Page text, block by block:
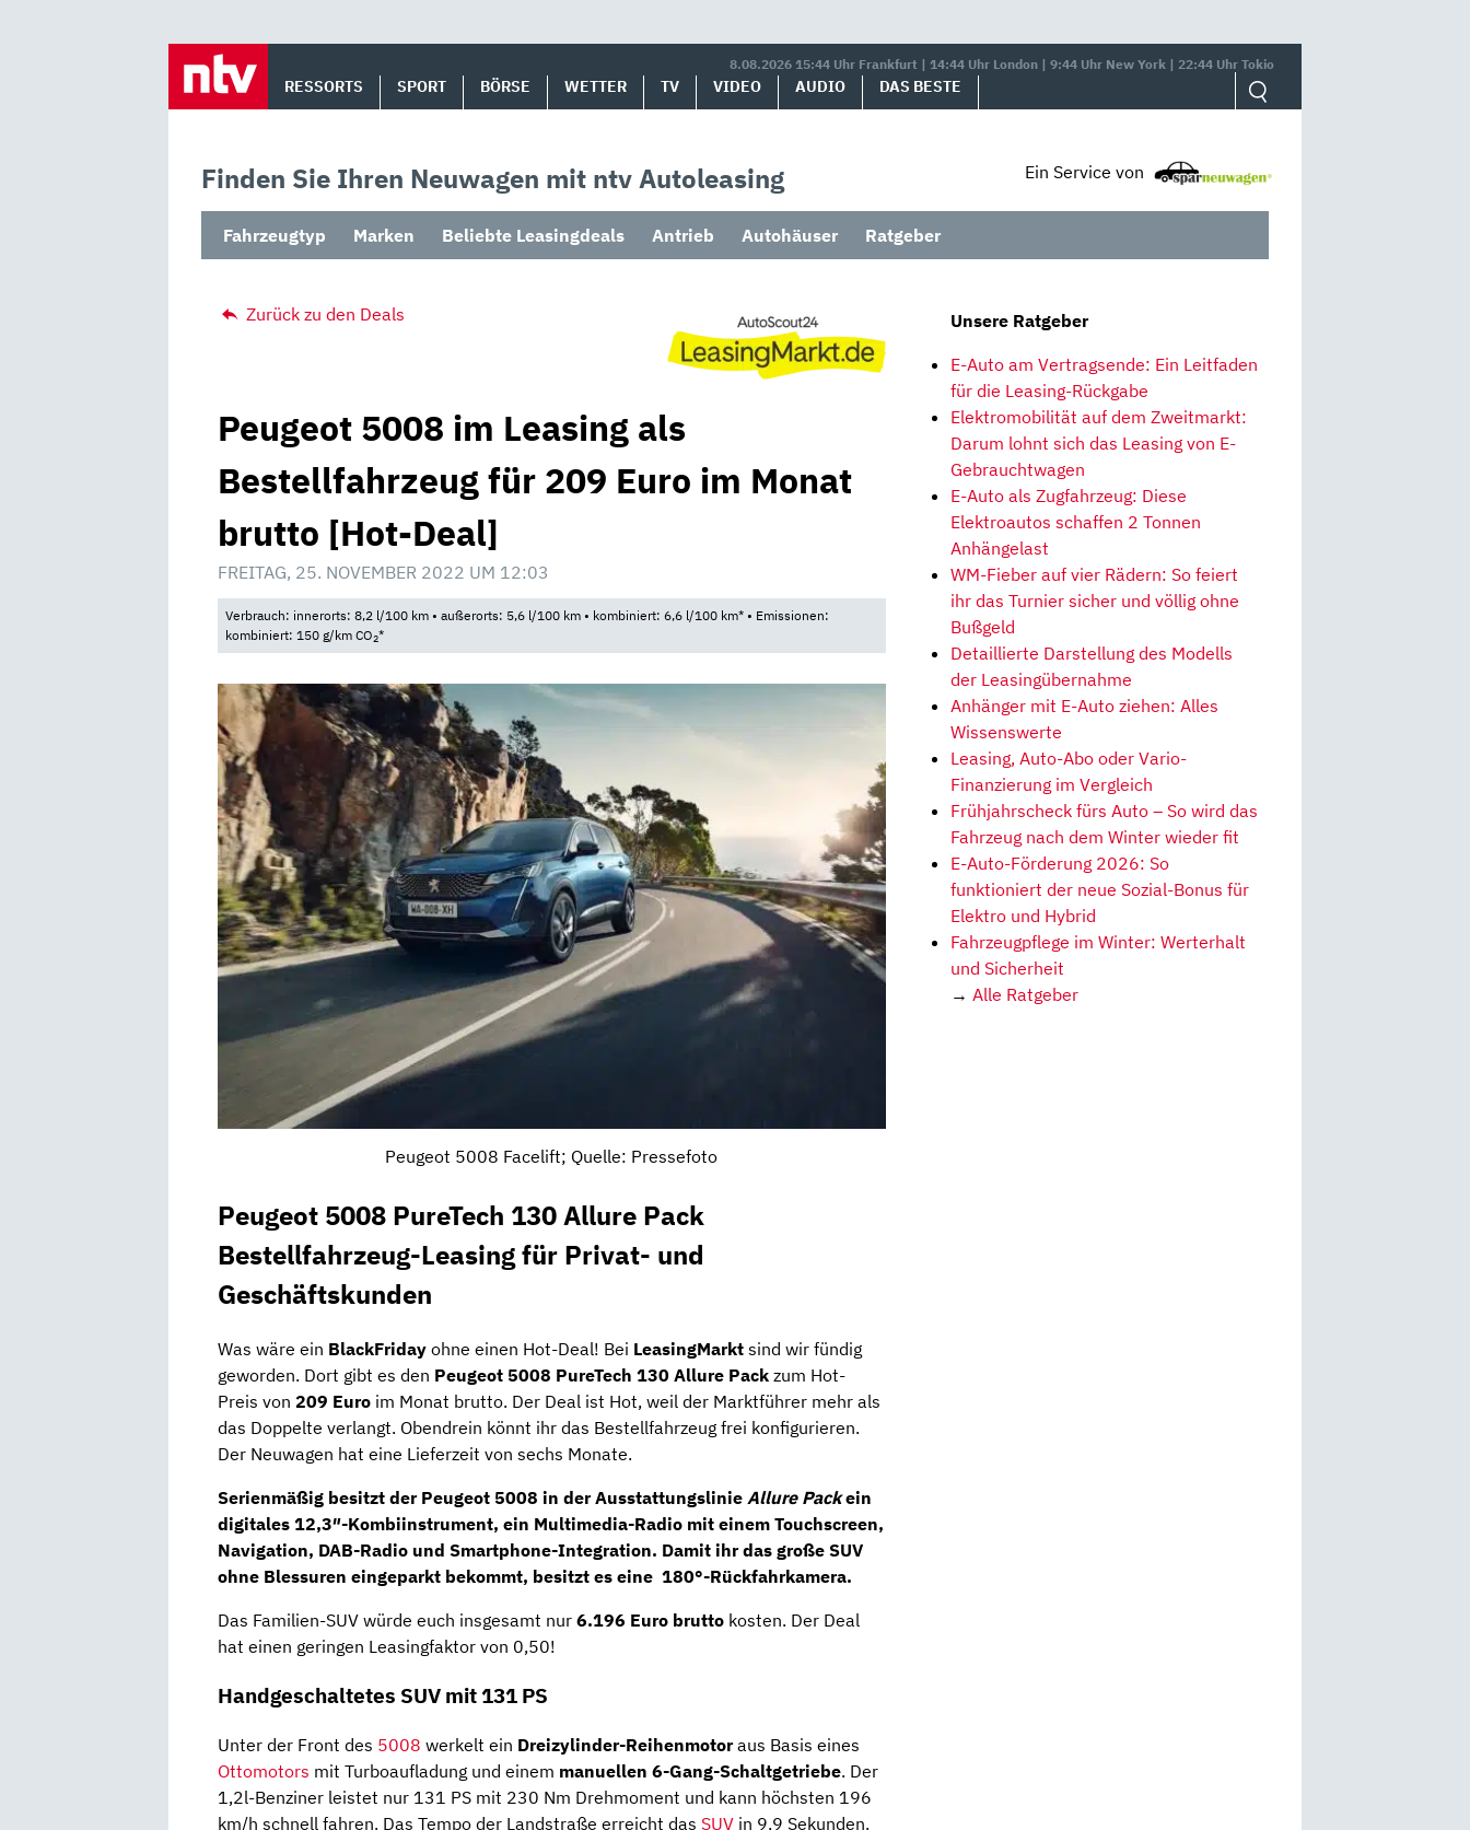
8.08.2026 15:44 Uhr Frankfurt | 14:44 Uhr London | 9:44 Uhr New York | 22:44 Uhr Tokio
RESSORTS SPORT BÖRSE WETTER TV VIDEO AUDIO DAS BESTE
Finden Sie Ihren Neuwagen mit ntv Autoleasing Ein Service von
Fahrzeugtyp Marken Beliebte Leasingdeals Antrieb Autohäuser Ratgeber
Zurück zu den Deals
Peugeot 5008 im Leasing als
Bestellfahrzeug für 209 Euro im Monat
brutto [Hot-Deal]
FREITAG, 25. NOVEMBER 2022 UM 12:03
Verbrauch: innerorts: 8,2 l/100 km • außerorts: 5,6 l/100 km • kombiniert: 6,6 l/100 km* • Emissionen:
kombiniert: 150 g/km CO2*
Peugeot 5008 Facelift; Quelle: Pressefoto
Peugeot 5008 PureTech 130 Allure Pack
Bestellfahrzeug-Leasing für Privat- und
Geschäftskunden
Was wäre ein BlackFriday ohne einen Hot-Deal! Bei LeasingMarkt sind wir fündig
geworden. Dort gibt es den Peugeot 5008 PureTech 130 Allure Pack zum Hot-
Preis von 209 Euro im Monat brutto. Der Deal ist Hot, weil der Marktführer mehr als
das Doppelte verlangt. Obendrein könnt ihr das Bestellfahrzeug frei konfigurieren.
Der Neuwagen hat eine Lieferzeit von sechs Monate.
Serienmäßig besitzt der Peugeot 5008 in der Ausstattungslinie Allure Packein
digitales 12,3″-Kombiinstrument, ein Multimedia-Radio mit einem Touchscreen,
Navigation, DAB-Radio und Smartphone-Integration. Damit ihr das große SUV
ohne Blessuren eingeparkt bekommt, besitzt es eine 180°-Rückfahrkamera.
Das Familien-SUV würde euch insgesamt nur 6.196 Euro brutto kosten. Der Deal
hat einen geringen Leasingfaktor von 0,50!
Handgeschaltetes SUV mit 131 PS
Unter der Front des 5008 werkelt ein Dreizylinder-Reihenmotoraus Basis eines
Ottomotors mit Turboaufladung und einem manuellen 6-Gang-Schaltgetriebe. Der
1,2l-Benziner leistet nur 131 PS mit 230 Nm Drehmoment und kann höchsten 196
km/h schnell fahren. Das Tempo der Landstraße erreicht das SUV in 9,9 Sekunden.
Unsere Ratgeber
E-Auto am Vertragsende: Ein Leitfaden
für die Leasing-Rückgabe
Elektromobilität auf dem Zweitmarkt:
Darum lohnt sich das Leasing von E-
Gebrauchtwagen
E-Auto als Zugfahrzeug: Diese
Elektroautos schaffen 2 Tonnen
Anhängelast
WM-Fieber auf vier Rädern: So feiert
ihr das Turnier sicher und völlig ohne
Bußgeld
Detaillierte Darstellung des Modells
der Leasingübernahme
Anhänger mit E-Auto ziehen: Alles
Wissenswerte
Leasing, Auto-Abo oder Vario-
Finanzierung im Vergleich
Frühjahrscheck fürs Auto – So wird das
Fahrzeug nach dem Winter wieder fit
E-Auto-Förderung 2026: So
funktioniert der neue Sozial-Bonus für
Elektro und Hybrid
Fahrzeugpflege im Winter: Werterhalt
und Sicherheit
→ Alle Ratgeber